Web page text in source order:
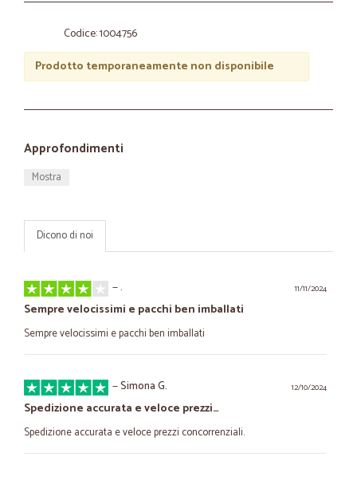
Codice: 1004756
Prodotto temporaneamente non disponibile
Approfondimenti
Mostra
Dicono di noi
11/11/2024
—.
Sempre velocissimi e pacchi ben imballati
Sempre velocissimi e pacchi ben imballati
12/10/2024
—Simona G.
Spedizione accurata e veloce prezzi…
Spedizione accurata e veloce prezzi concorrenziali.